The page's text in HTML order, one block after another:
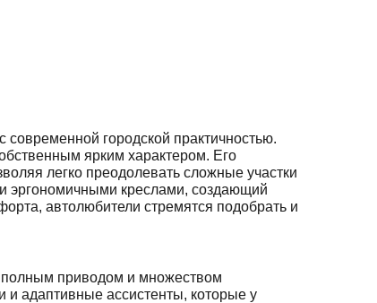
городской практичностью.
ярким характером. Его
легко преодолевать сложные участки
эргономичными креслами, создающий
автолюбители стремятся подобрать и
полным приводом и множеством
и адаптивные ассистенты, которые у